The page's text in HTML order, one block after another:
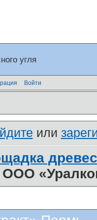
угля
Войти
или
ООО